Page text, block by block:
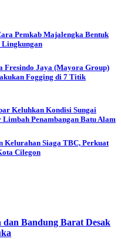
Pemkab Majalengka Bentuk
Lingkungan
Fresindo Jaya (Mayora Group)
Fogging di 7 Titik
Keluhkan Kondisi Sungai
Penambangan Batu Alam
Kelurahan Siaga TBC, Perkuat
Cilegon
Bandung Barat Desak